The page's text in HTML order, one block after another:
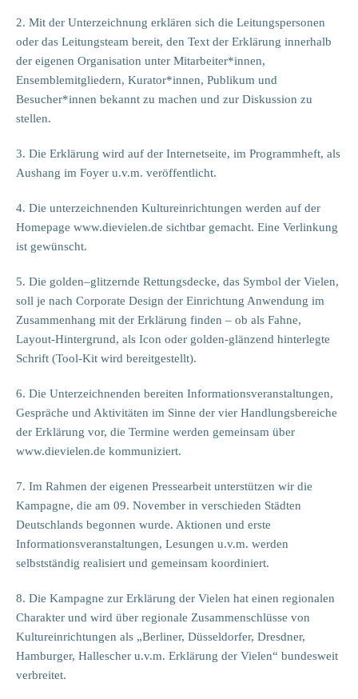
2. Mit der Unterzeichnung erklären sich die Leitungspersonen
oder das Leitungsteam bereit, den Text der Erklärung innerhalb
der eigenen Organisation unter Mitarbeiter*innen,
Ensemblemitgliedern, Kurator*innen, Publikum und
Besucher*innen bekannt zu machen und zur Diskussion zu
stellen.
3. Die Erklärung wird auf der Internetseite, im Programmheft, als
Aushang im Foyer u.v.m. veröffentlicht.
4. Die unterzeichnenden Kultureinrichtungen werden auf der
Homepage www.dievielen.de sichtbar gemacht. Eine Verlinkung
ist gewünscht.
5. Die golden–glitzernde Rettungsdecke, das Symbol der Vielen,
soll je nach Corporate Design der Einrichtung Anwendung im
Zusammenhang mit der Erklärung finden – ob als Fahne,
Layout-Hintergrund, als Icon oder golden-glänzend hinterlegte
Schrift (Tool-Kit wird bereitgestellt).
6. Die Unterzeichnenden bereiten Informationsveranstaltungen,
Gespräche und Aktivitäten im Sinne der vier Handlungsbereiche
der Erklärung vor, die Termine werden gemeinsam über
www.dievielen.de kommuniziert.
7. Im Rahmen der eigenen Pressearbeit unterstützen wir die
Kampagne, die am 09. November in verschieden Städten
Deutschlands begonnen wurde. Aktionen und erste
Informationsveranstaltungen, Lesungen u.v.m. werden
selbstständig realisiert und gemeinsam koordiniert.
8. Die Kampagne zur Erklärung der Vielen hat einen regionalen
Charakter und wird über regionale Zusammenschlüsse von
Kultureinrichtungen als „Berliner, Düsseldorfer, Dresdner,
Hamburger, Hallescher u.v.m. Erklärung der Vielen“ bundesweit
verbreitet.